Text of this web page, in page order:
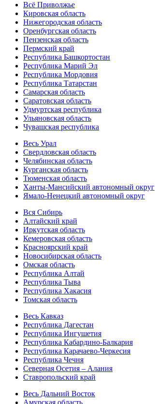
Всё Приволжье
Кировская область
Нижегородская область
Оренбургская область
Пензенская область
Пермский край
Республика Башкортостан
Республика Марий Эл
Республика Мордовия
Республика Татарстан
Самарская область
Саратовская область
Удмуртская республика
Ульяновская область
Чувашская республика
Весь Урал
Свердловская область
Челябинская область
Курганская область
Тюменская область
Ханты-Мансийский автономный округ
Ямало-Ненецкий автономный округ
Вся Сибирь
Алтайский край
Иркутская область
Кемеровская область
Красноярский край
Новосибирская область
Омская область
Республика Алтай
Республика Тыва
Республика Хакасия
Томская область
Весь Кавказ
Республика Дагестан
Республика Ингушетия
Республика Кабардино-Балкария
Республика Карачаево-Черкесия
Республика Чечня
Северная Осетия – Алания
Ставропольский край
Весь Дальний Восток
Амурская область